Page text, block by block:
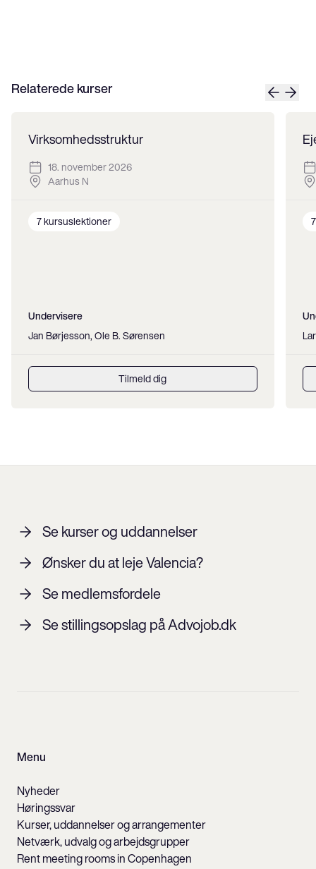
Relaterede kurser
Virksomhedsstruktur
18. november 2026
Aarhus N
7 kursuslektioner
Undervisere
Jan Børjesson, Ole B. Sørensen
Tilmeld dig
7
Se kurser og uddannelser
Ønsker du at leje Valencia?
Se medlemsfordele
Se stillingsopslag på Advojob.dk
Menu
Nyheder
Høringssvar
Kurser, uddannelser og arrangementer
Netværk, udvalg og arbejdsgrupper
Rent meeting rooms in Copenhagen